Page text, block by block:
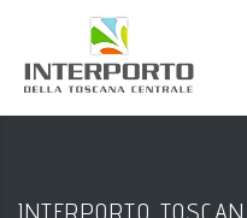
INTERPORTO